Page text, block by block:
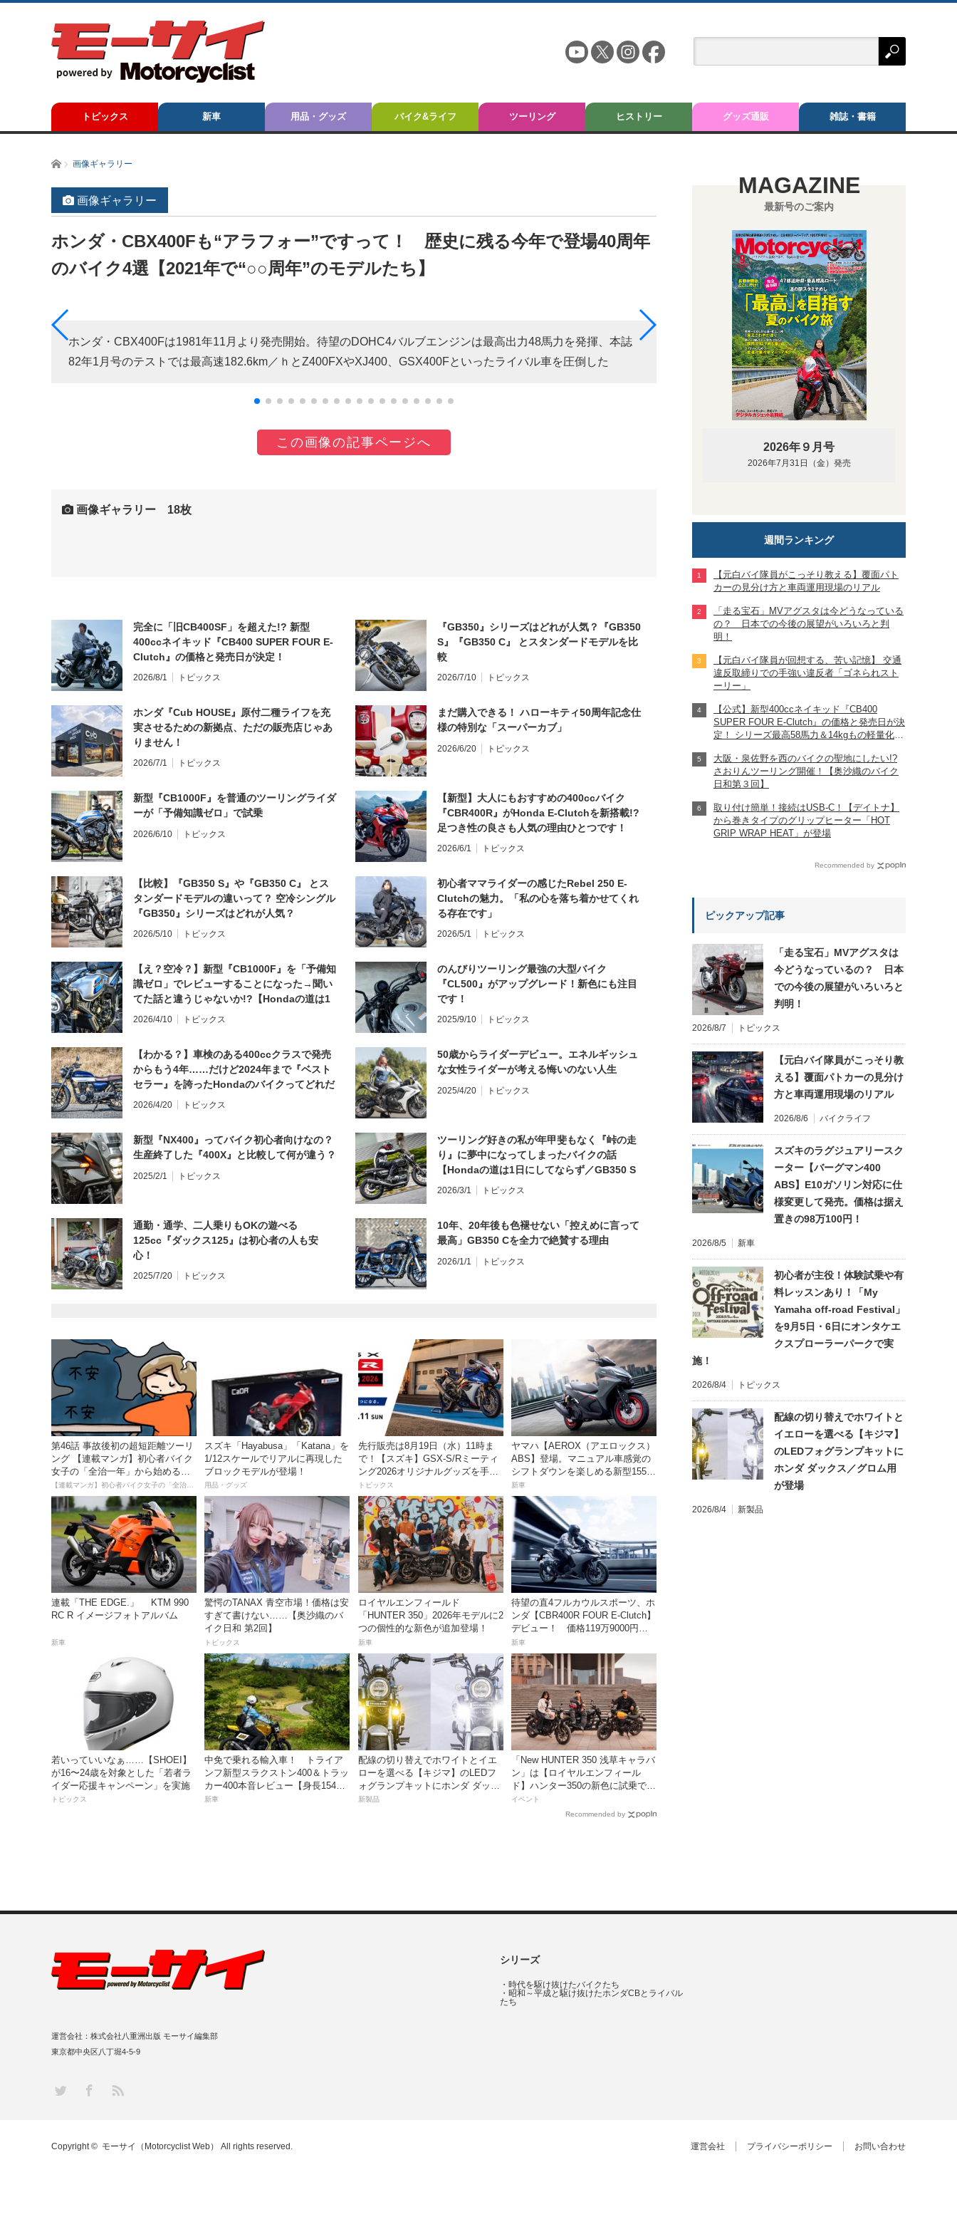
トピックス 新車 用品・グッズ バイク&ライフ ツーリング ヒストリー グッズ通販 雑誌・書籍
ホーム画像ギャラリー
画像ギャラリー
ホンダ・CBX400Fも“アラフォー”ですって！ 歴史に残る今年で登場40周年
のバイク4選【2021年で“○○周年”のモデルたち】
ホンダ・CBX400Fは1981年11月より発売開始。待望のDOHC4バルブエンジンは最高出力48馬力を発揮、本誌
82年1月号のテストでは最高速182.6km／ｈとZ400FXやXJ400、GSX400Fといったライバル車を圧倒した
左に速度、右に1万2000rpmまで目盛られた回転計、
たエア併用式で、調節用のエアバルブがインナーチュ
この画像の記事ページへ
画像ギャラリー 18枚
完全に「旧CB400SF」を超えた!? 新型
400ccネイキッド『CB400 SUPER FOUR E-
Clutch』の価格と発売日が決定！
2026/8/1 トピックス
『GB350』シリーズはどれが人気？『GB350
S』『GB350 C』 とスタンダードモデルを比
較
2026/7/10 トピックス
ホンダ『Cub HOUSE』原付二種ライフを充
実させるための新拠点、ただの販売店じゃあ
りません！
2026/7/1 トピックス
まだ購入できる！ ハローキティ50周年記念仕
様の特別な「スーパーカブ」
2026/6/20 トピックス
新型『CB1000F』を普通のツーリングライダ
ーが「予備知識ゼロ」で試乗
2026/6/10 トピックス
【新型】大人にもおすすめの400ccバイク
『CBR400R』がHonda E-Clutchを新搭載!?
足つき性の良さも人気の理由ひとつです！
2026/6/1 トピックス
【比較】『GB350 S』や『GB350 C』 とス
タンダードモデルの違いって？ 空冷シングル
『GB350』シリーズはどれが人気？
2026/5/10 トピックス
初心者ママライダーの感じたRebel 250 E-
Clutchの魅力。「私の心を落ち着かせてくれ
る存在です」
2026/5/1 トピックス
【え？空冷？】新型『CB1000F』を「予備知
識ゼロ」でレビューすることになった→聞い
てた話と違うじゃないか!?【Hondaの道は1
日にしてならず／CB1000F ①第一印象 編】
2026/4/10 トピックス
のんびりツーリング最強の大型バイク
『CL500』がアップグレード！新色にも注目
です！
2025/9/10 トピックス
【わかる？】車検のある400ccクラスで発売
からもう4年……だけど2024年まで『ベスト
セラー』を誇ったHondaのバイクってどれだ
と思う？
2026/4/20 トピックス
50歳からライダーデビュー。エネルギッシュ
な女性ライダーが考える悔いのない人生
2025/4/20 トピックス
新型『NX400』ってバイク初心者向けなの？
生産終了した『400X』と比較して何が違う？
2025/2/1 トピックス
ツーリング好きの私が年甲斐もなく『峠の走
り』に夢中になってしまったバイクの話
【Hondaの道は1日にしてならず／GB350 S
インプレ・レビュー 前編】
2026/3/1 トピックス
通勤・通学、二人乗りもOKの遊べる
125cc『ダックス125』は初心者の人も安
心！
2025/7/20 トピックス
10年、20年後も色褪せない「控えめに言って
最高」GB350 Cを全力で絶賛する理由
2026/1/1 トピックス
第46話 事故後初の超短距離ツーリ
ング 【連載マンガ】初心者バイク
女子の「全治一年」から始める起
死回生日記
スズキ「Hayabusa」「Katana」を
1/12スケールでリアルに再現した
ブロックモデルが登場！
用品・グッズ
先行販売は8月19日（水）11時ま
で！【スズキ】GSX-S/Rミーティ
ング2026オリジナルグッズを手に
入れよう！
トピックス
ヤマハ【AEROX（アエロックス）
ABS】登場。マニュアル車感覚の
シフトダウンを楽しめる新型155cc
スポーツスクーター8月31日発売。
価格48万1800円
新車
連載「THE EDGE.」 KTM 990
RC R イメージフォトアルバム
新車
驚愕のTANAX 青空市場！価格は安
すぎて書けない……【奥沙織のバ
イク日和 第2回】
トピックス
ロイヤルエンフィールド
「HUNTER 350」2026年モデルに2
つの個性的な新色が追加登場！
新車
待望の直4フルカウルスポーツ、ホ
ンダ【CBR400R FOUR E-Clutch】
デビュー！ 価格119万9000円で9
月18日発売。
新車
若いっていいなぁ……【SHOEI】
が16〜24歳を対象とした「若者ラ
イダー応援キャンペーン」を実施
トピックス
中免で乗れる輸入車！ トライア
ンフ新型スラクストン400＆トラッ
カー400本音レビュー【身長154cm
の足着きは？】
新車
配線の切り替えでホワイトとイエ
ローを選べる【キジマ】のLEDフ
ォグランプキットにホンダ ダック
ス／グロム用が登場
新製品
「New HUNTER 350 浅草キャラバ
ン」は【ロイヤルエンフィール
ド】ハンター350の新色に試乗でき
るチャンス！
イベント
Recommended by
MAGAZINE
最新号のご案内
2026年９月号
2026年7月31日（金）発売
週間ランキング
【元白バイ隊員がこっそり教える】覆面パト
カーの見分け方と車両運用現場のリアル
「走る宝石」MVアグスタは今どうなっている
の？ 日本での今後の展望がいろいろと判
明！
【元白バイ隊員が回想する、苦い記憶】 交通
違反取締りでの手強い違反者「ゴネられスト
ーリー」
【公式】新型400ccネイキッド『CB400
SUPER FOUR E-Clutch』の価格と発売日が決
定！ シリーズ最高58馬力＆14kgもの軽量化!?
【Honda2026新車ニュース】
大阪・泉佐野を西のバイクの聖地にしたい!?
さおりんツーリング開催！【奥沙織のバイク
日和第３回】
取り付け簡単！接続はUSB-C！【デイトナ】
から巻きタイプのグリップヒーター「HOT
GRIP WRAP HEAT」が登場
Recommended by
ピックアップ記事
「走る宝石」MVアグスタは
今どうなっているの？ 日本
での今後の展望がいろいろと
判明！
2026/8/7 トピックス
【元白バイ隊員がこっそり教
える】覆面パトカーの見分け
方と車両運用現場のリアル
2026/8/6 バイクライフ
スズキのラグジュアリースク
ーター【バーグマン400
ABS】E10ガソリン対応に仕
様変更して発売。価格は据え
置きの98万100円！
2026/8/5 新車
初心者が主役！体験試乗や有
料レッスンあり！「My
Yamaha off-road Festival」
を9月5日・6日にオンタケエ
クスプローラーパークで実
施！
2026/8/4 トピックス
配線の切り替えでホワイトと
イエローを選べる【キジマ】
のLEDフォグランプキットに
ホンダ ダックス／グロム用
が登場
2026/8/4 新製品
シリーズ
・ 時代を駆け抜けたバイクたち
・ 昭和～平成と駆け抜けたホンダCBとライバル
たち
運営会社：株式会社八重洲出版 モーサイ編集部
東京都中央区八丁堀4-5-9
Twitter Facebook
RSS
運営会社 プライバシーポリシー お問い合わせ
Copyright © モーサイ（Motorcyclist Web） All rights reserved.